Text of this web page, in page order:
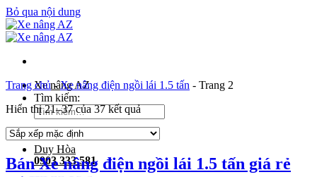
Bỏ qua nội dung
Xe nâng AZ
Tìm kiếm:
Duy Hòa
0903 333 581
Trang chủ-Xe nâng điện ngồi lái 1.5 tấn - Trang 2
Hiển thị 21–37 của 37 kết quả
Bán Xe nâng điện ngồi lái 1.5 tấn giá rẻ